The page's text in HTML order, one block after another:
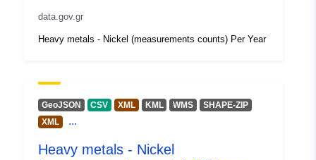
Koordinater:
Identifierare:
data.gov.gr
Heavy metals - Nickel (measurements counts) Per Year
GeoJSON CSV XML KML WMS
SHAPE-ZIP
XML
...
Heavy metals - Nickel